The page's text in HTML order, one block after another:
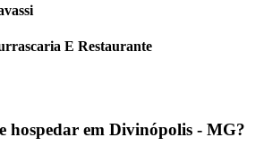
E Restaurante
hospedar em Divinópolis - MG?